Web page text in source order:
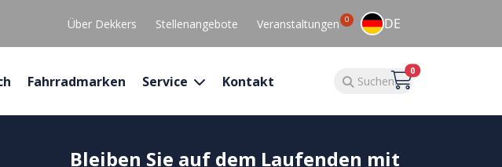
Über Dekkers Stellenangebote Veranstaltungen 0 DE
Fahrradmarken Service Kontakt
0
Bleiben Sie auf dem Laufenden mit